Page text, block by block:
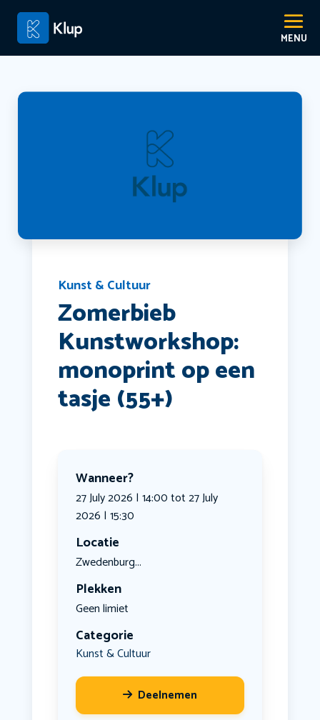
Kunst & Cultuur
Zomerbieb
Kunstworkshop:
monoprint op een
tasje (55+)
Wanneer?
27 July 2026 | 14:00 tot 27 July
2026 | 15:30
Locatie
Zwedenburg...
Plekken
Geen limiet
Categorie
Kunst & Cultuur
Deelnemen